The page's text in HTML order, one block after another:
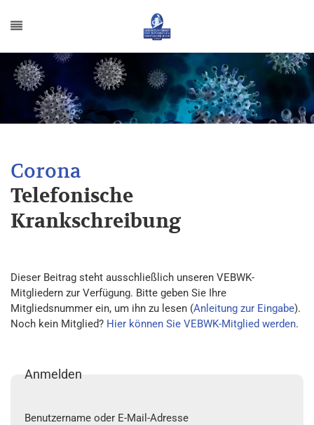
Telefonische
Krankschreibung
Dieser Beitrag steht ausschließlich unseren VEBWK-
Mitgliedern zur Verfügung. Bitte geben Sie Ihre
Mitgliedsnummer ein, um ihn zu lesen (Anleitung zur Eingabe).
Noch kein Mitglied? Hier können Sie VEBWK-Mitglied werden.
Anmelden
Benutzername oder E-Mail-Adresse